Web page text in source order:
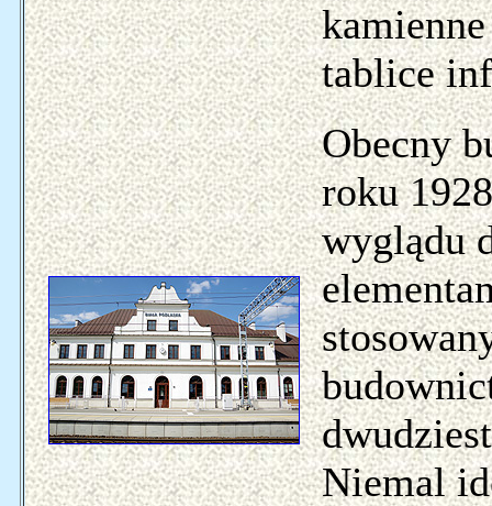
tablice
Obecny
roku
wyglądu
Niemal